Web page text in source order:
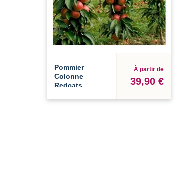
Pommier
Colonne
Redcats
À partir de
39,90 €